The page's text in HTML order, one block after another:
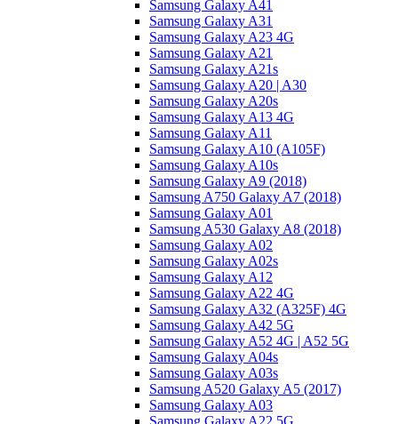
Samsung Galaxy A41
Samsung Galaxy A31
Samsung Galaxy A23 4G
Samsung Galaxy A21
Samsung Galaxy A21s
Samsung Galaxy A20 | A30
Samsung Galaxy A20s
Samsung Galaxy A13 4G
Samsung Galaxy A11
Samsung Galaxy A10 (A105F)
Samsung Galaxy A10s
Samsung Galaxy A9 (2018)
Samsung A750 Galaxy A7 (2018)
Samsung Galaxy A01
Samsung A530 Galaxy A8 (2018)
Samsung Galaxy A02
Samsung Galaxy A02s
Samsung Galaxy A12
Samsung Galaxy A22 4G
Samsung Galaxy A32 (A325F) 4G
Samsung Galaxy A42 5G
Samsung Galaxy A52 4G | A52 5G
Samsung Galaxy A04s
Samsung Galaxy A03s
Samsung A520 Galaxy A5 (2017)
Samsung Galaxy A03
Samsung Galaxy A22 5G